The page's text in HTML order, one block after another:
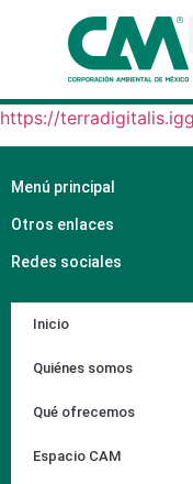
https://
Menú principal
Otros enlaces
Redes sociales
Inicio
Quiénes somos
Qué ofrecemos
Espacio CAM